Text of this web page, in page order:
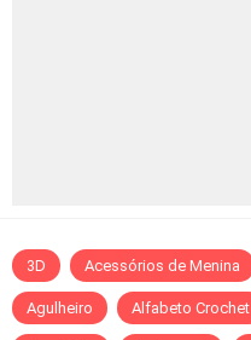
3D Acessórios de Menina
Agulheiro Alfabeto Crochet